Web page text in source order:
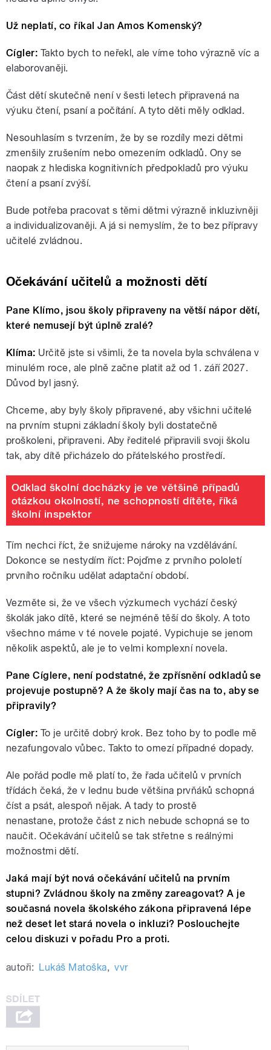
Už neplatí, co říkal Jan Amos Komenský?
Cígler: Takto bych to neřekl, ale víme toho výrazně víc a
elaborovaněji.
Část dětí skutečně není v šesti letech připravená na
výuku čtení, psaní a počítání. A tyto děti měly odklad.
Nesouhlasím s tvrzením, že by se rozdíly mezi dětmi
zmenšily zrušením nebo omezením odkladů. Ony se
naopak z hlediska kognitivních předpokladů pro výuku
čtení a psaní zvýší.
Bude potřeba pracovat s těmi dětmi výrazně inkluzivněji
a individualizovaněji. A já si nemyslím, že to bez přípravy
učitelé zvládnou.
Očekávání učitelů a možnosti dětí
Pane Klímo, jsou školy připraveny na větší nápor dětí,
které nemusejí být úplně zralé?
Klíma: Určitě jste si všimli, že ta novela byla schválena v
minulém roce, ale plně začne platit až od 1. září 2027.
Důvod byl jasný.
Chceme, aby byly školy připravené, aby všichni učitelé
na prvním stupni základní školy byli dostatečně
proškoleni, připraveni. Aby ředitelé připravili svoji školu
tak, aby dítě přicházelo do přátelského prostředí.
Odklad školní docházky je ve většině případů
otázkou okolností, ne schopností dítěte, říká
školní inspektor
Tím nechci říct, že snižujeme nároky na vzdělávání.
Dokonce se nestydím říct: Pojďme z prvního pololetí
prvního ročníku udělat adaptační období.
Vezměte si, že ve všech výzkumech vychází český
školák jako dítě, které se nejméně těší do školy. A toto
všechno máme v té novele pojaté. Vypichuje se jenom
několik aspektů, ale je to velmi komplexní novela.
Pane Cíglere, není podstatné, že zpřísnění odkladů se
projevuje postupně? A že školy mají čas na to, aby se
připravily?
Cígler: To je určitě dobrý krok. Bez toho by to podle mě
nezafungovalo vůbec. Takto to omezí případné dopady.
Ale pořád podle mě platí to, že řada učitelů v prvních
třídách čeká, že v lednu bude většina prvňáků schopná
číst a psát, alespoň nějak. A tady to prostě
nenastane, protože část z nich nebude schopná se to
naučit. Očekávání učitelů se tak střetne s reálnými
možnostmi dětí.
Jaká mají být nová očekávání učitelů na prvním
stupni? Zvládnou školy na změny zareagovat? A je
současná novela školského zákona připravená lépe
než deset let stará novela o inkluzi? Poslouchejte
celou diskuzi v pořadu Pro a proti.
autoři: Lukáš Matoška, vvr